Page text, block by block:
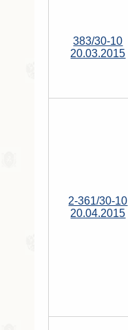
383/30-10
20.03.2015
2-361/30-10
20.04.2015